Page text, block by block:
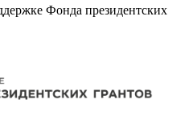
Фонда президентских